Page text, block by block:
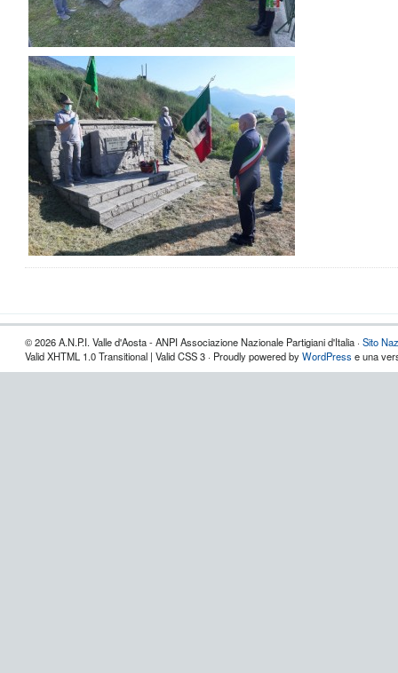
© 2026 A.N.P.I. Valle d'Aosta - ANPI Associazione Nazionale Partigiani d'Italia · Sito
Valid XHTML 1.0 Transitional | Valid CSS 3 · Proudly powered byWordPress e una